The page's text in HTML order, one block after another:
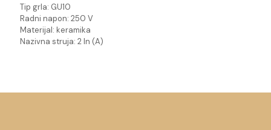
Tip grla: GU10
Radni napon: 250 V
Materijal: keramika
Nazivna struja: 2 In (A)